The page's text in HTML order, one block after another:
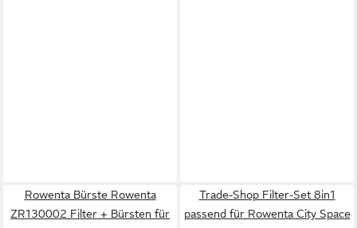
Rowenta Bürste Rowenta
ZR130002 Filter + Bürsten für
Trade-Shop Filter-Set 8in1
passend für Rowenta City Space